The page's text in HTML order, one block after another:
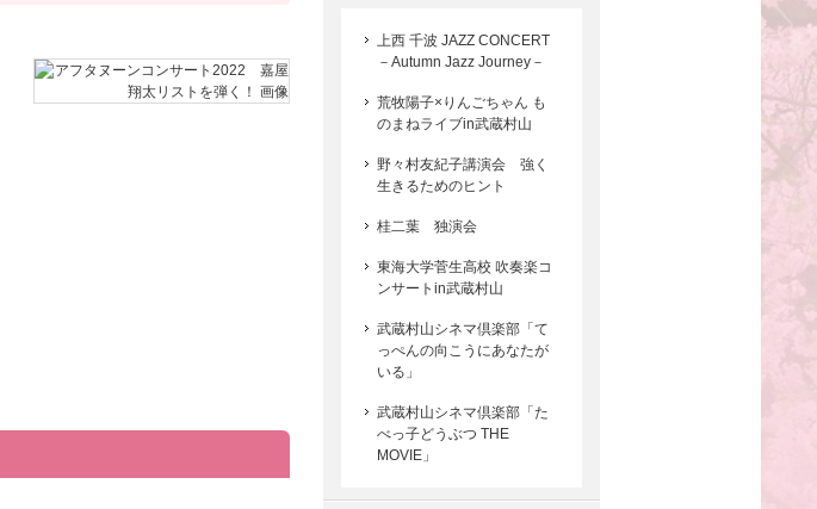
上西 千波 JAZZ CONCERT
－Autumn Jazz Journey－
荒牧陽子×りんごちゃん も
のまねライブin武蔵村山
野々村友紀子講演会 強く
生きるためのヒント
桂二葉 独演会
東海大学菅生高校 吹奏楽コ
ンサートin武蔵村山
武蔵村山シネマ倶楽部「て
っぺんの向こうにあなたが
いる」
武蔵村山シネマ倶楽部「た
べっ子どうぶつ THE
MOVIE」